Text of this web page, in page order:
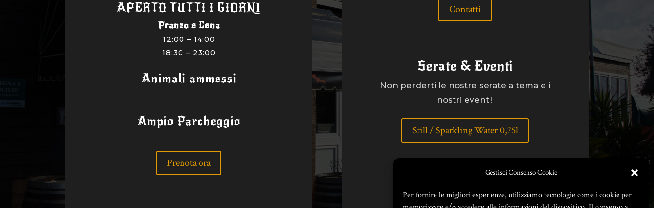
Gestisci Consenso Cookie
Per fornire le migliori esperienze, utilizziamo tecnologie come i cookie per
APERTO TUTTI I GIORNI
Pranzo e Cena
12:00 – 14:00
18:30 – 23:00
Animali ammessi
Ampio Parcheggio
Prenota ora
Contatti
Serate & Eventi
Non perderti le nostre serate a tema e i
nostri eventi!
Still / Sparkling Water 0,75l